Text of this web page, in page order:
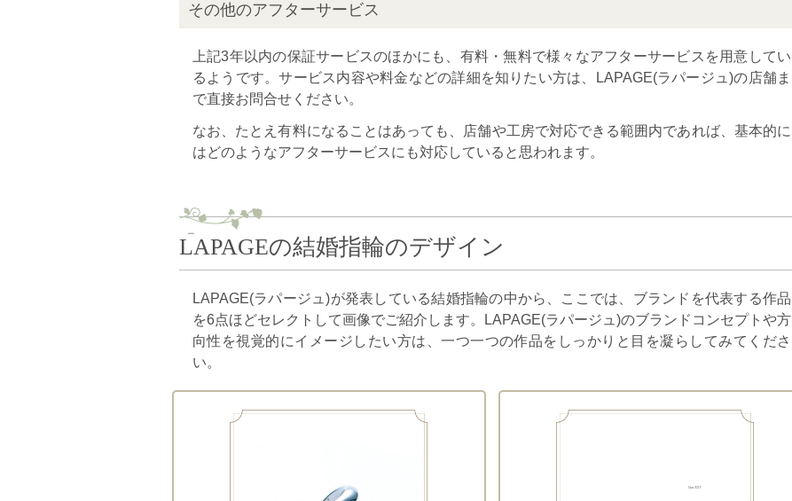
その他のアフターサービス
上記3年以内の保証サービスのほかにも、有料・無料で様々なアフターサービスを用意してい
るようです。サービス内容や料金などの詳細を知りたい方は、LAPAGE(ラパージュ)の店舗ま
で直接お問合せください。
なお、たとえ有料になることはあっても、店舗や工房で対応できる範囲内であれば、基本的に
はどのようなアフターサービスにも対応していると思われます。
LAPAGEの結婚指輪のデザイン
LAPAGE(ラパージュ)が発表している結婚指輪の中から、ここでは、ブランドを代表する作品
を6点ほどセレクトして画像でご紹介します。LAPAGE(ラパージュ)のブランドコンセプトや方
向性を視覚的にイメージしたい方は、一つ一つの作品をしっかりと目を凝らしてみてくださ
い。